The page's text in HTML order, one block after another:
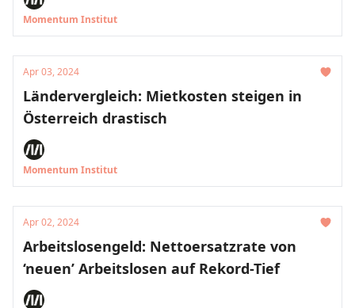
Momentum Institut
Apr 03, 2024
Ländervergleich: Mietkosten steigen in
Österreich drastisch
Momentum Institut
Apr 02, 2024
Arbeitslosengeld: Nettoersatzrate von
‘neuen’ Arbeitslosen auf Rekord-Tief